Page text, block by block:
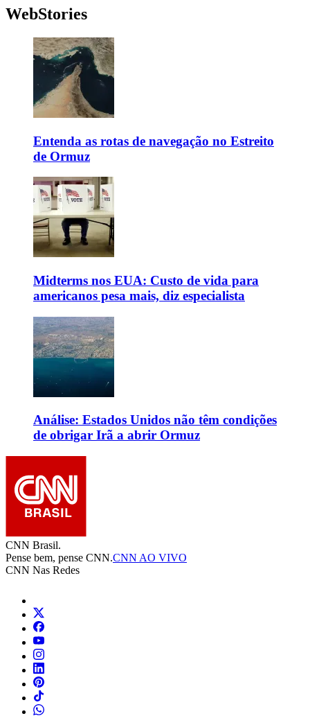
WebStories
Entenda as rotas de navegação no Estreito
de Ormuz
Midterms nos EUA: Custo de vida para
americanos pesa mais, diz especialista
Análise: Estados Unidos não têm condições
de obrigar Irã a abrir Ormuz
CNN Brasil.
Pense bem, pense CNN.CNN AO VIVO
CNN Nas Redes